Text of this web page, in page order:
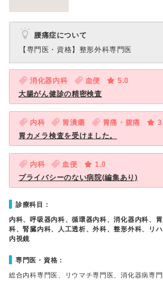
腰痛症について
【専門医・資格】 整形外科専門医
消化器内科 血便
5.0
大腸がん健診の精密検査
内科 胃潰瘍 胃痛・腹痛
胃カメラ検査を受けました。
内科 血便
1.0
プライバシーのない病院(編集あり)
診療科目：
内科、呼吸器内科、循環器内科、消化器内科、
科、腎臓内科、人工透析、外科、整形外科、リ
内視鏡
専門医・資格：
総合内科専門医、リウマチ専門医、消化器病専